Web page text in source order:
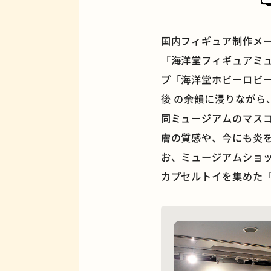
国内フィギュア制作メ
「海洋堂フィギュア
プ「海洋堂ホビーロビ
後 の余韻に浸りながら
同ミュージアムのマス
膚の質感や、今にも炎
お、ミュージアムショ
カプセルトイを集めた